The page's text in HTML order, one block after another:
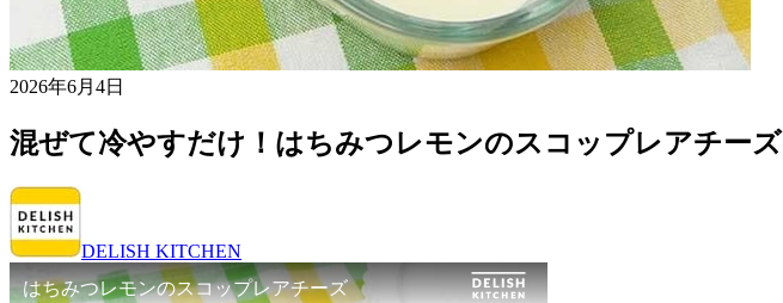
2026年6月4日
混ぜて冷やすだけ！はちみつレモンのスコップレアチーズ
DELISH KITCHEN